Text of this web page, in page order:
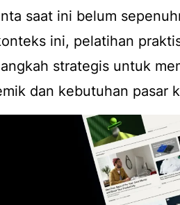
saat ini belum
ini, pelatihan
strategis untuk
dan kebutuhan pasar